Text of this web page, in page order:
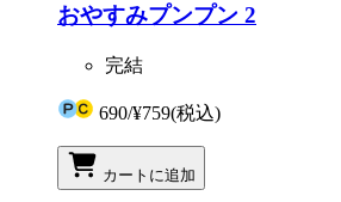
おやすみプンプン 2
完結
690/¥759(税込)
カートに追加